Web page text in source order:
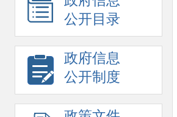
公开目录
政府信息
公开制度